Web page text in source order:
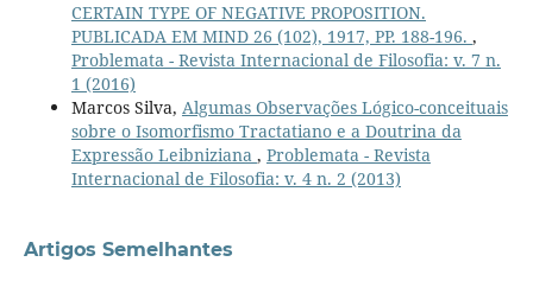
CERTAIN TYPE OF NEGATIVE PROPOSITION.
PUBLICADA EM MIND 26 (102), 1917, PP. 188-196. ,
Problemata - Revista Internacional de Filosofia: v. 7 n.
1 (2016)
Marcos Silva, Algumas Observações Lógico-conceituais
sobre o Isomorfismo Tractatiano e a Doutrina da
Expressão Leibniziana , Problemata - Revista
Internacional de Filosofia: v. 4 n. 2 (2013)
Artigos Semelhantes